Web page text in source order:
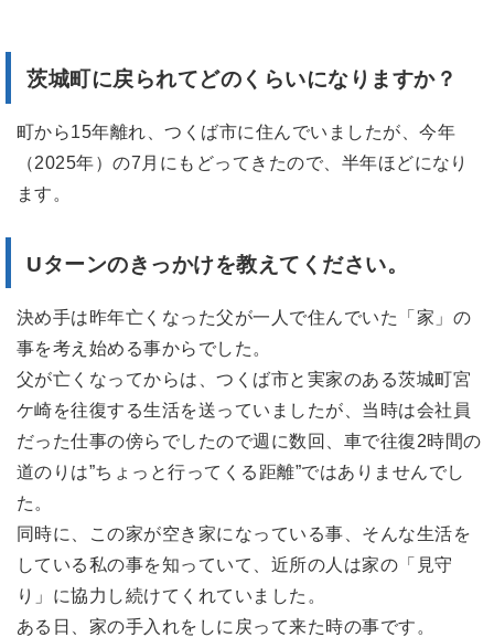
茨城町に戻られてどのくらいになりますか？
町から15年離れ、つくば市に住んでいましたが、今年
（2025年）の7月にもどってきたので、半年ほどになり
ます。
Uターンのきっかけを教えてください。
決め手は昨年亡くなった父が一人で住んでいた「家」の
事を考え始める事からでした。
父が亡くなってからは、つくば市と実家のある茨城町宮
ケ崎を往復する生活を送っていましたが、当時は会社員
だった仕事の傍らでしたので週に数回、車で往復2時間の
道のりは”ちょっと行ってくる距離”ではありませんでし
た。
同時に、この家が空き家になっている事、そんな生活を
している私の事を知っていて、近所の人は家の「見守
り」に協力し続けてくれていました。
ある日、家の手入れをしに戻って来た時の事です。